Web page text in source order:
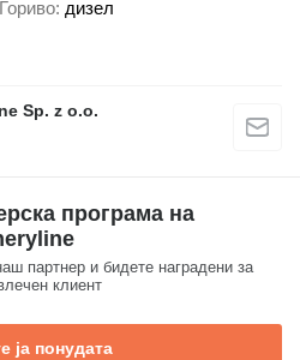
Гориво дизел
Sp. z o.o.
програма на
партнер и бидете наградени за
клиент
ја понудата